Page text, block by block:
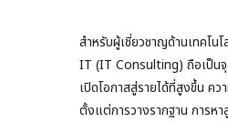
สำหรับผู้เชี่ยวชาญด้านเทคโ
IT (IT Consulting) ถือเป็นจุ
เปิดโอกาสสู่รายได้ที่สูงขึ้น ค
ตั้งแต่การวางรากฐาน การห